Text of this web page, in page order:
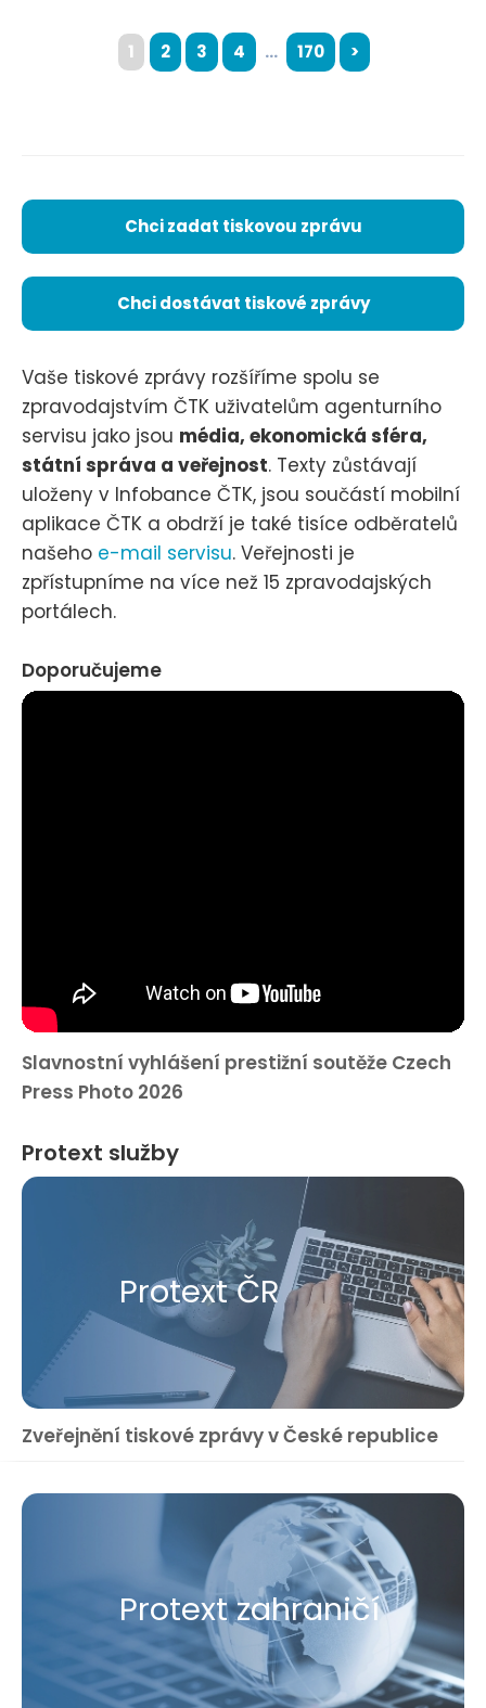
1 2 3 4 ... 170 >
Chci zadat tiskovou zprávu
Chci dostávat tiskové zprávy
Vaše tiskové zprávy rozšíříme spolu se
zpravodajstvím ČTK uživatelům agenturního
servisu jako jsou média, ekonomická sféra,
státní správa a veřejnost. Texty zůstávají
uloženy v Infobance ČTK, jsou součástí mobilní
aplikace ČTK a obdrží je také tisíce odběratelů
našeho e-mail servisu. Veřejnosti je
zpřístupníme na více než 15 zpravodajských
portálech.
Doporučujeme
Slavnostní vyhlášení prestižní soutěže Czech
Press Photo 2026
Protext služby
Protext ČR
Zveřejnění tiskové zprávy v České republice
Protext zahraničí